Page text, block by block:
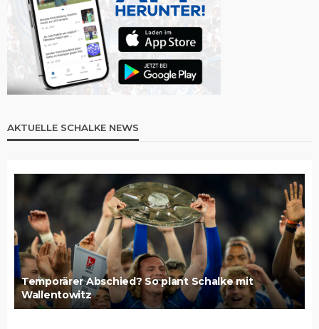
AKTUELLE SCHALKE NEWS
Temporärer Abschied? So plant Schalke mit
Wallentowitz